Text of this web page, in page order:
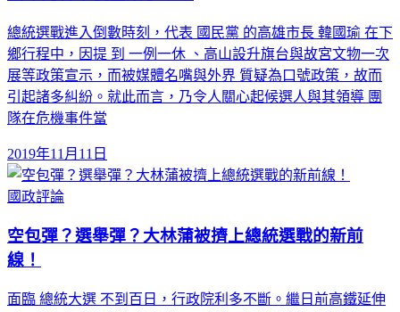
總統選戰進入倒數時刻，代表 國民黨 的高雄市長 韓國瑜 在下
鄉行程中，因提 到 一例一休 、高山設升旗台與故宮文物一次
展等政策宣示，而被媒體名嘴與外界 質疑為口號政策，故而
引起諸多糾紛。就此而言，乃令人關心起候選人與其領導 團
隊在危機事件當
2019年11月11日
國政評論
空包彈？選舉彈？大林蒲被擠上總統選戰的新前
線！
面臨 總統大選 不到百日，行政院利多不斷。繼日前高鐵延伸